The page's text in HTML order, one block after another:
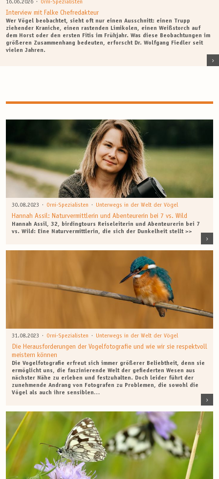
16.06.2026 · Orni-Spezialisten
Interview mit Falke Chefredakteur
Wer Vögel beobachtet, sieht oft nur einen Ausschnitt: einen Trupp
ziehender Kraniche, einen rastenden Limikolen, einen Weißstorch auf
dem Horst oder den ersten Fitis im Frühjahr. Was diese Beobachtungen im
größeren Zusammenhang bedeuten, erforscht Dr. Wolfgang Fiedler seit
vielen Jahren.
30.08.2023 · Orni-Spezialisten · Unterwegs in der Welt der Vögel
Hannah Assil: Naturvermittlerin und Abenteurerin bei 7 vs. Wild
Hannah Assil, 32, birdingtours Reiseleiterin und Abenteurerin bei 7
vs. Wild: Eine Naturvermittlerin, die sich der Dunkelheit stellt >>
31.08.2023 · Orni-Spezialisten · Unterwegs in der Welt der Vögel
Die Herausforderungen der Vogelfotografie und wie wir sie respektvoll
meistern können
Die Vogelfotografie erfreut sich immer größerer Beliebtheit, denn sie
ermöglicht uns, die faszinierende Welt der gefiederten Wesen aus
nächster Nähe zu erleben und festzuhalten. Doch leider führt der
zunehmende Andrang von Fotografen zu Problemen, die sowohl die
Vögel als auch ihre sensiblen…